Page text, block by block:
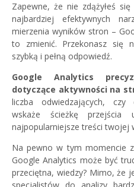
Zapewne, że nie zdążyłeś
najbardziej efektywnych
mierzenia wyników stron –
to zmienić. Przekonasz się
szybką i pełną odpowiedź.
Google Analytics
dotyczące aktywności na
liczba odwiedzających, czy
wskaże ścieżkę przejścia
najpopularniejsze treści twojej
Na pewno w tym momencie
Google Analytics może być
przeciętna, wiedzy? Mimo, że